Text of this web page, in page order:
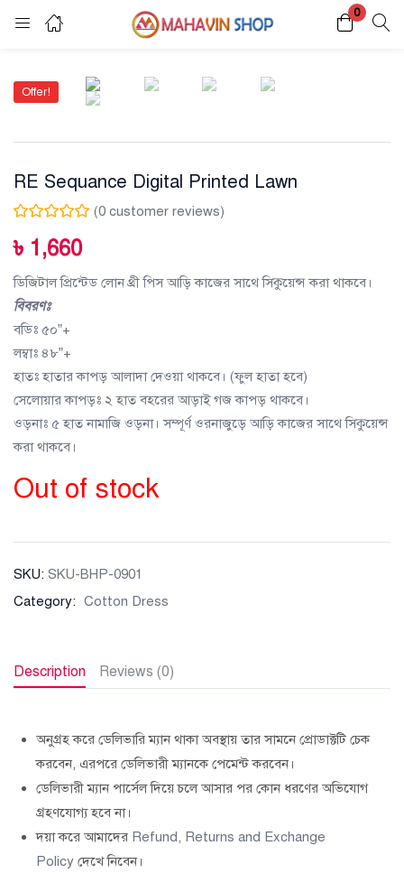
0
Login Register
Enter your username and password to login.
Remember me
Offer!
RE Sequance Digital Printed Lawn
(0 customer reviews)
৳ 1,660
ডিজিটাল প্রিন্টেড লোন থ্রী পিস আড়ি কাজের সাথে সিকুয়েন্স করা থাকবে।
বিবরণঃ
বডিঃ ৫০”+
লম্বাঃ ৪৮”+
হাতঃ হাতার কাপড় আলাদা দেওয়া থাকবে। (ফুল হাতা হবে)
সেলোয়ার কাপড়ঃ ২ হাত বহরের আড়াই গজ কাপড় থাকবে।
ওড়নাঃ ৫ হাত নামাজি ওড়না। সম্পূর্ণ ওরনাজুড়ে আড়ি কাজের সাথে সিকুয়েন্স
করা থাকবে।
Out of stock
SKU: SKU-BHP-0901
Category: Cotton Dress
Description Reviews (0)
অনুগ্রহ করে ডেলিভারি ম্যান থাকা অবস্থায় তার সামনে প্রোডাক্টটি চেক
করবেন, এরপরে ডেলিভারী ম্যানকে পেমেন্ট করবেন।
ডেলিভারী ম্যান পার্সেল দিয়ে চলে আসার পর কোন ধরণের অভিযোগ
গ্রহণযোগ্য হবে না।
দয়া করে আমাদের Refund, Returns and Exchange
Policy দেখে নিবেন।